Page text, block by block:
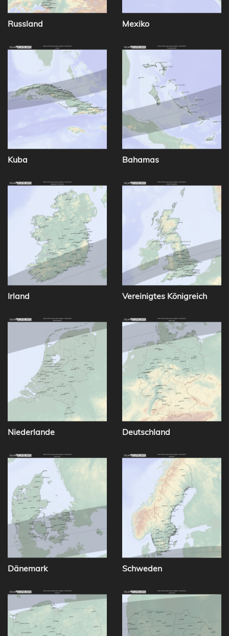
Russland Mexiko
Kuba Bahamas
Irland Vereinigtes Königreich
Niederlande Deutschland
Dänemark Schweden